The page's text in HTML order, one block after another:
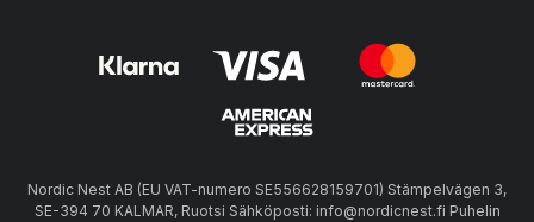
Nordic Nest AB (EU VAT-numero SE556628159701) Stämpelvägen 3,
SE-394 70 KALMAR, Ruotsi Sähköposti: info@nordicnest.fi Puhelin